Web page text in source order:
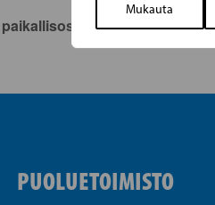
Mukauta
vuosikokous
PUOLUETOIMISTO